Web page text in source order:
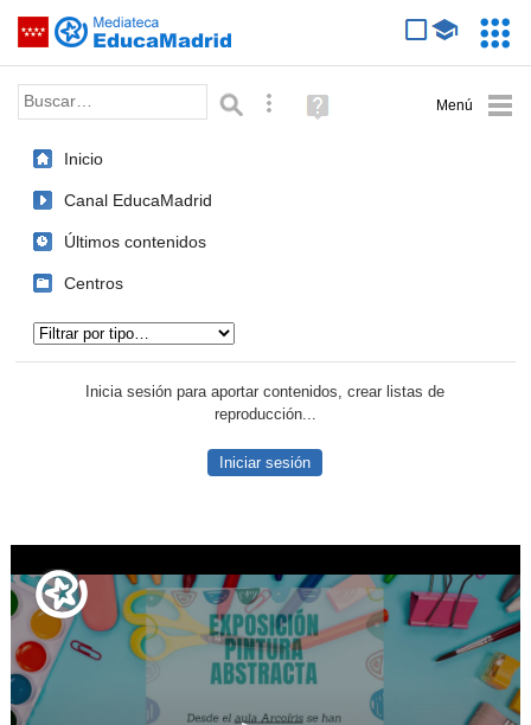
Saltar navegación
Palabra o frase: Búsqueda avanzada
Ayuda
(en
Inicio
Canal EducaMadrid
Últimos contenidos
Centros
Inicia sesión para aportar contenidos, crear listas de
reproducción...
Iniciar sesión